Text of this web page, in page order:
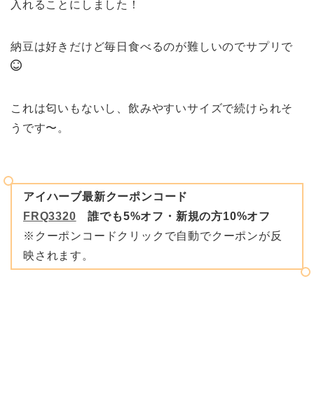
入れることにしました！
納豆は好きだけど毎日食べるのが難しいのでサプリで
これは匂いもないし、飲みやすいサイズで続けられそ
うです〜。
アイハーブ最新クーポンコード
FRQ3320 誰でも5%オフ・新規の方10%オフ
※クーポンコードクリックで自動でクーポンが反
映されます。